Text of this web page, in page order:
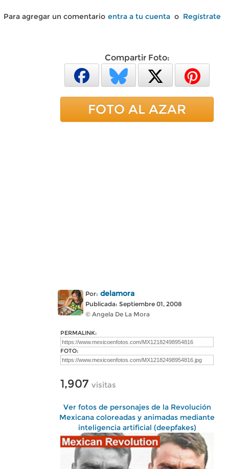
Para agregar un comentario entra a tu cuenta o Regístrate
Compartir Foto:
FOTO AL AZAR
Por: delamora
Publicada: Septiembre 01, 2008
© Angela De La Mora
PERMALINK:
FOTO:
1,907 visitas
Ver fotos de personajes de la Revolución
Mexicana coloreadas y animadas mediante
inteligencia artificial (deepfakes)